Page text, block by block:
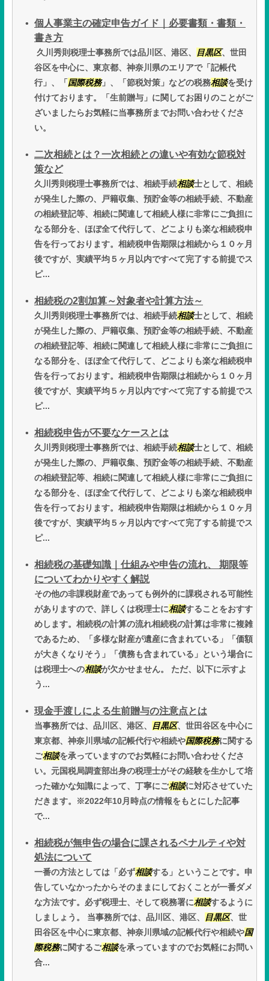
個人事業主の確定申告ガイド｜必要書類・書類・
書き方
久川秀則税理士事務所では品川区、港区、 目黒区、世田
谷区を中心に、東京都、神奈川県のエリアで「記帳代
行」、「 国際税務」、「節税対策」などの税務相談を受け
付けております。「生前贈与」に関してお困りのことがご
ざいましたらお気軽に当事務所までお問い合わせくださ
い。
二次相続とは？一次相続との違いや有効な節税対
策など
久川秀則税理士事務所では、相続手続相談士として、相続
が発生した際の、戸籍収集、預貯金等の相続手続、不動産
の相続登記等、相続に関連して相続人様に非常にご負担に
なる部分を、ほぼ全て代行して、どこよりも楽な相続税申
告を行っております。相続税申告期限は相続から１０ヶ月
後ですが、実績平均５ヶ月以内ですべて完了する前提でス
ピ...
相続税の2割加算～対象者や計算方法～
久川秀則税理士事務所では、相続手続相談士として、相続
が発生した際の、戸籍収集、預貯金等の相続手続、不動産
の相続登記等、相続に関連して相続人様に非常にご負担に
なる部分を、ほぼ全て代行して、どこよりも楽な相続税申
告を行っております。相続税申告期限は相続から１０ヶ月
後ですが、実績平均５ヶ月以内ですべて完了する前提でス
ピ...
相続税申告が不要なケースとは
久川秀則税理士事務所では、相続手続相談士として、相続
が発生した際の、戸籍収集、預貯金等の相続手続、不動産
の相続登記等、相続に関連して相続人様に非常にご負担に
なる部分を、ほぼ全て代行して、どこよりも楽な相続税申
告を行っております。相続税申告期限は相続から１０ヶ月
後ですが、実績平均５ヶ月以内ですべて完了する前提でス
ピ...
相続税の基礎知識｜仕組みや申告の流れ、 期限等
についてわかりやすく解説
その他の非課税財産であっても例外的に課税される可能性
がありますので、詳しくは税理士に相談することをおすす
めします。相続税の計算の流れ相続税の計算は非常に複雑
であるため、「多様な財産が遺産に含まれている」「価額
が大きくなりそう」「債務も含まれている」という場合に
は税理士への相談が欠かせません。 ただ、以下に示すよ
う...
現金手渡しによる生前贈与の注意点とは
当事務所では、品川区、港区、 目黒区、世田谷区を中心に
東京都、神奈川県域の記帳代行や相続や国際税務に関する
ご相談を承っていますのでお気軽にお問い合わせくださ
い。元国税局調査部出身の税理士がその経験を生かして培
った確かな知識によって、丁寧にご相談に対応させていた
だきます。※2022年10月時点の情報をもとにした記事
で...
相続税が無申告の場合に課されるペナルティや対
処法について
一番の方法としては「必ず相談する」ということです。申
告していなかったからそのままにしておくことが一番ダメ
な方法です。必ず税理士、そして税務署に相談するように
しましょう。 当事務所では、品川区、港区、
目黒区、世
田谷区を中心に東京都、神奈川県域の記帳代行や相続や国
際税務に関するご相談を承っていますのでお気軽にお問い
合...